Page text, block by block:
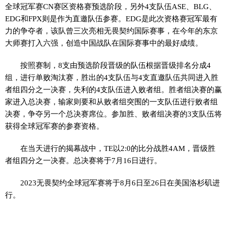
全球冠军赛CN赛区资格赛预选阶段，另外4支队伍ASE、BLG、
EDG和FPX则是作为直邀队伍参赛。EDG是此次资格赛冠军最有
力的争夺者，该队曾三次亮相无畏契约国际赛事，在今年的东京
大师赛打入六强，创造中国战队在国际赛事中的最好成绩。
按照赛制，8支由预选阶段晋级的队伍根据晋级排名分成4
组，进行单败淘汰赛，胜出的4支队伍与4支直邀队伍共同进入胜
者组四分之一决赛，失利的4支队伍进入败者组。胜者组决赛的赢
家进入总决赛，输家则要和从败者组突围的一支队伍进行败者组
决赛，争夺另一个总决赛席位。参加胜、败者组决赛的3支队伍将
获得全球冠军赛的参赛资格。
在当天进行的揭幕战中，TE以2:0的比分战胜4AM，晋级胜
者组四分之一决赛。总决赛将于7月16日进行。
2023无畏契约全球冠军赛将于8月6日至26日在美国洛杉矶进
行。